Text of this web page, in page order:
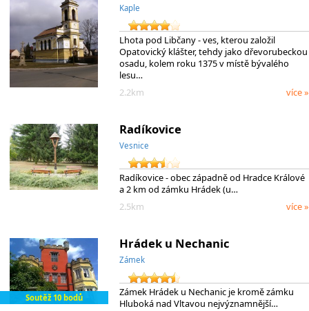
Kaple
Lhota pod Libčany - ves, kterou založil
Opatovický klášter, tehdy jako dřevorubeckou
osadu, kolem roku 1375 v místě bývalého
lesu…
2.2km
více »
Radíkovice
Vesnice
Radíkovice - obec západně od Hradce Králové
a 2 km od zámku Hrádek (u…
2.5km
více »
Soutěž 10 bodů
Hrádek u Nechanic
Zámek
Zámek Hrádek u Nechanic je kromě zámku
Hluboká nad Vltavou nejvýznamnější…